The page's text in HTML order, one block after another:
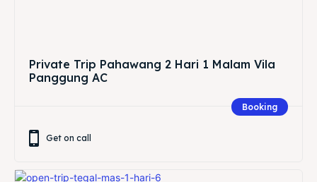
Private Trip Pahawang 2 Hari 1 Malam Vila
Panggung AC
Booking
Get on call